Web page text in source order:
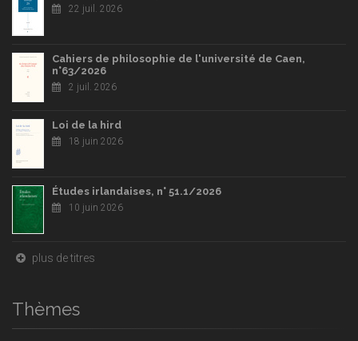
22 juil. 2026
Cahiers de philosophie de l'université de Caen,
n°63/2026
2 juil. 2026
Loi de la hird
18 juin 2026
Études irlandaises, n° 51.1/2026
10 juin 2026
plus de titres
Thèmes